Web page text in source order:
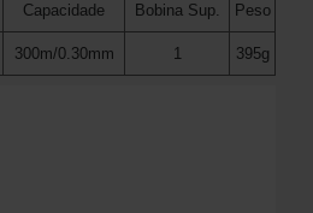
Capacidade Bobina Sup. Peso
300m/0.30mm 1 395g